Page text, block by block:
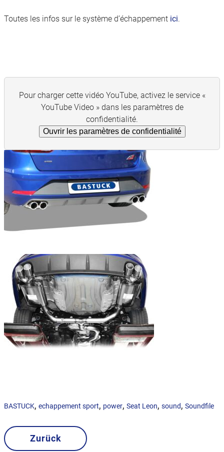
Toutes les infos sur le système d’échappement ici.
Pour charger cette vidéo YouTube, activez le service «
YouTube Video » dans les paramètres de
confidentialité.
Ouvrir les paramètres de confidentialité
BASTUCK, echappement sport, power, Seat Leon, sound, Soundfile
Zurück